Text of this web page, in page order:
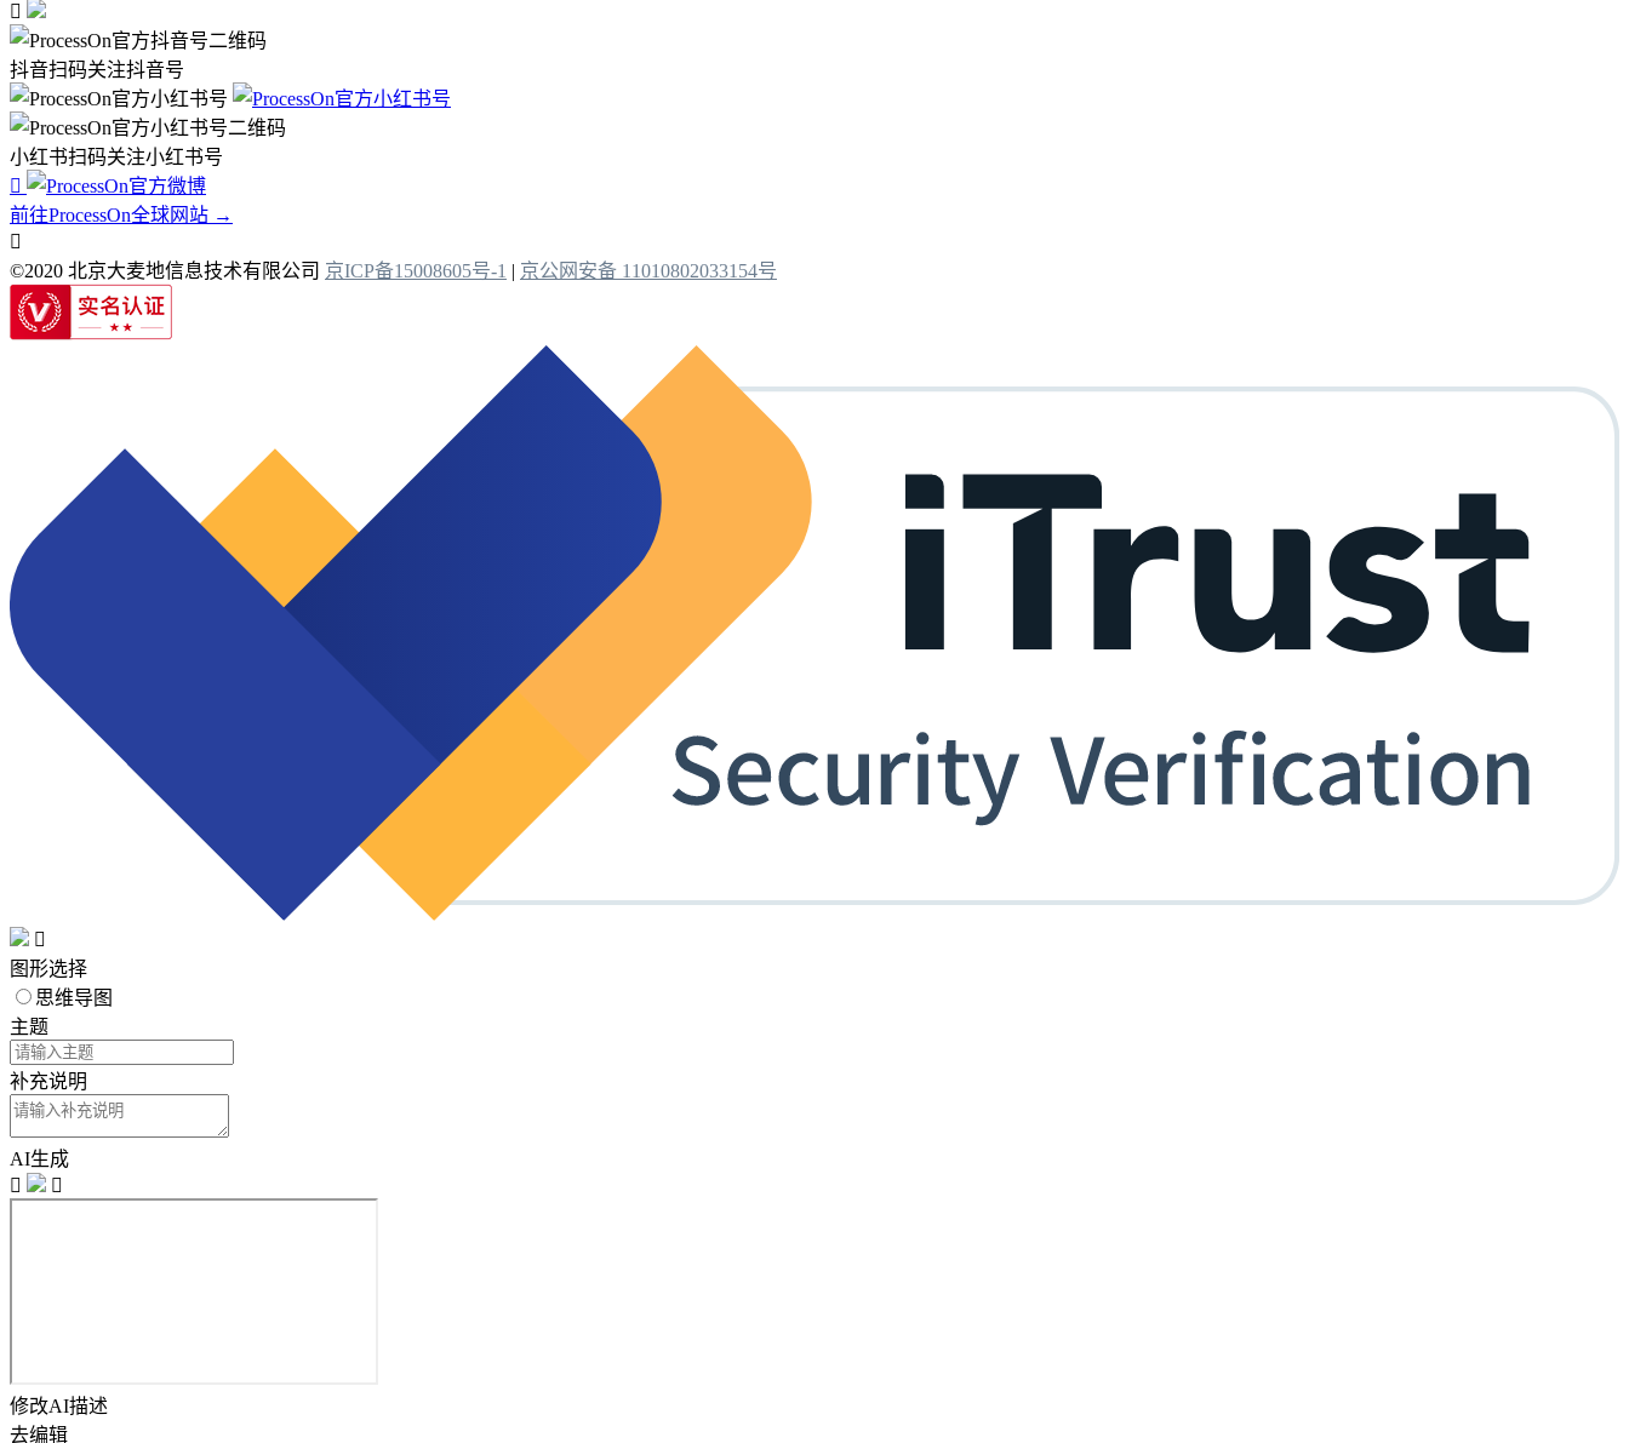

抖音扫码关注抖音号
小红书扫码关注小红书号

前往ProcessOn全球网站 →

©2020 北京大麦地信息技术有限公司 京ICP备15008605号-1 | 京公网安备 11010802033154号

图形选择
思维导图
主题
补充说明
AI生成


修改AI描述
去编辑